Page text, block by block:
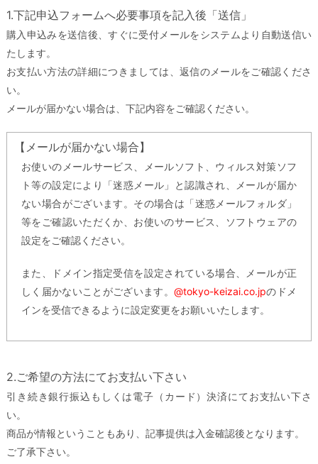
1.下記申込フォームへ必要事項を記入後「送信」
購入申込みを送信後、すぐに受付メールをシステムより自動送信い
たします。
お支払い方法の詳細につきましては、返信のメールをご確認くださ
い。
メールが届かない場合は、下記内容をご確認ください。
【メールが届かない場合】
お使いのメールサービス、メールソフト、ウィルス対策ソフ
ト等の設定により「迷惑メール」と認識され、メールが届か
ない場合がございます。その場合は「迷惑メールフォルダ」
等をご確認いただくか、お使いのサービス、ソフトウェアの
設定をご確認ください。
また、ドメイン指定受信を設定されている場合、メールが正
しく届かないことがございます。@tokyo-keizai.co.jpのドメ
インを受信できるように設定変更をお願いいたします。
2.ご希望の方法にてお支払い下さい
引き続き銀行振込もしくは電子（カード）決済にてお支払い下さ
い。
商品が情報ということもあり、記事提供は入金確認後となります。
ご了承下さい。